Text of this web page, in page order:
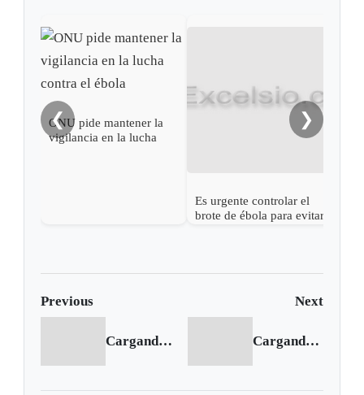
❮
ONU pide mantener la
vigilancia en la lucha
Es urgente controlar el
brote de ébola para evitar
❯
Previous Next
Cargando anterior... Cargando siguiente...